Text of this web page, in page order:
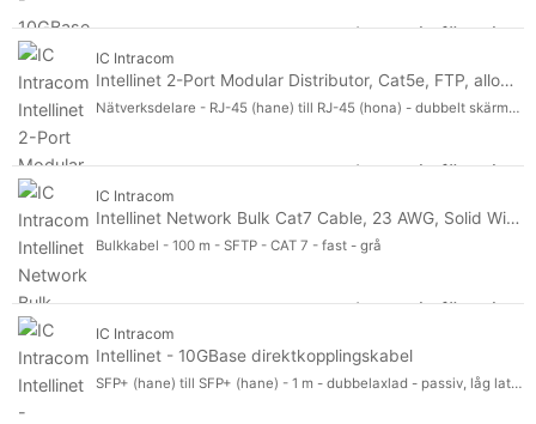
Visa fler
Teknik
Teknik
Dubbelaxlad
UTP (oskärmat tvinnat par) 191
STP (skärmat tvinnat par)
Visa fler
Längd
Färg
Typ av högerkontakt
Typ av högerkontakt
Typ för vänster kontakt
Typ för vänster kontakt
Förpackad kvantitet
Förpackad kvantitet
Logga in för pris
IC Intracom
Intellinet 2-Port Modular Distributor, Cat5e, FTP, allows two RJ45 ports to share one Cat5e network cable
Nätverksdelare - RJ-45 (hane) till RJ-45 (hona) - dubbelt skärmad - CAT 5 - silver
Logga in för pris
IC Intracom
Intellinet Network Bulk Cat7 Cable, 23 AWG, Solid Wire, 100m, Grey, Copper, S/FTP, LSZH, CPR-Dca Rated, Roll
Bulkkabel - 100 m - SFTP - CAT 7 - fast - grå
Logga in för pris
IC Intracom
Intellinet - 10GBase direktkopplingskabel
SFP+ (hane) till SFP+ (hane) - 1 m - dubbelaxlad - passiv, låg latens, 10 Gigabit Ethernet, upp till 10 Gbps dataöverföringshastighet - svart